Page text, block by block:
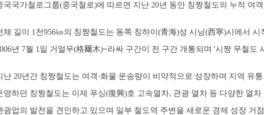
국국가철로그룹(중국철로)에 따르면 지난 20년 동안 칭짱철도의 누적 여
체 길이 1천956㎞의 칭짱철도는 동쪽 칭하이(青海)성 시닝(西寧)시에서
년 7월 1일 거얼무(格爾木)~라싸 구간이 전 구간 개통되며 '시짱 무철도
난 20년간 칭짱철도는 여객·화물 운송량이 비약적으로 성장하며 지역 유
영하던 칭짱철도는 이제 푸싱(復興)호 고속열차, 관광 열차 등 다양한 열
광업의 발전을 견인하고 있으며 일부 철도역 주변을 새로운 경제 성장 거